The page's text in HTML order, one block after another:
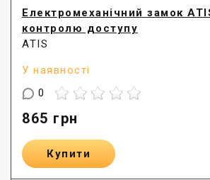
Електромеханічний замок
контролю доступу
ATIS
У наявності
0
865 грн
Купити